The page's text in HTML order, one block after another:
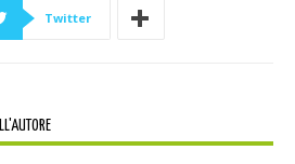
Twitter